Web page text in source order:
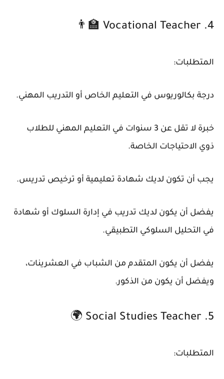
4. Vocational Teacher 👨‍🏫
المتطلبات:
درجة بكالوريوس في التعليم الخاص أو التدريب المهني.
خبرة لا تقل عن 3 سنوات في التعليم المهني للطلاب
ذوي الاحتياجات الخاصة.
يجب أن تكون لديك شهادة تعليمية أو ترخيص تدريس.
يفضل أن يكون لديك تدريب في إدارة السلوك أو شهادة
في التحليل السلوكي التطبيقي.
يفضل أن يكون المتقدم من الشباب في العشرينات،
ويفضل أن يكون من الذكور.
5. Social Studies Teacher 🌍
المتطلبات: